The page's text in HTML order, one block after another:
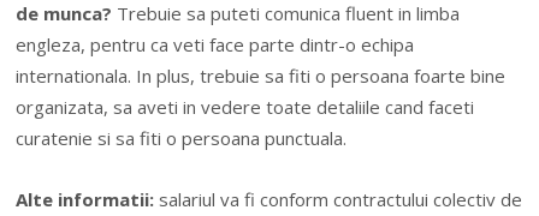
de munca? Trebuie sa puteti comunica fluent in limba
engleza, pentru ca veti face parte dintr-o echipa
internationala. In plus, trebuie sa fiti o persoana foarte bine
organizata, sa aveti in vedere toate detaliile cand faceti
curatenie si sa fiti o persoana punctuala.
Alte informatii: salariul va fi conform contractului colectiv de